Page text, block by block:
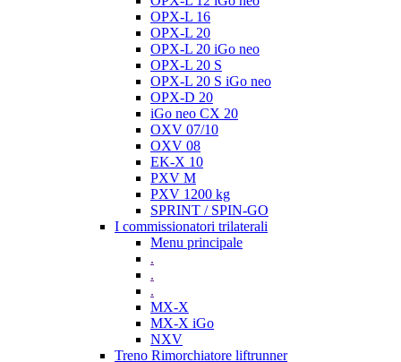
OPX-L 16
OPX-L 20
OPX-L 20 iGo neo
OPX-L 20 S
OPX-L 20 S iGo neo
OPX-D 20
iGo neo CX 20
OXV 07/10
OXV 08
EK-X 10
PXV M
PXV 1200 kg
SPRINT / SPIN-GO
I commissionatori trilaterali
Menu principale
.
.
.
MX-X
MX-X iGo
NXV
Treno Rimorchiatore liftrunner